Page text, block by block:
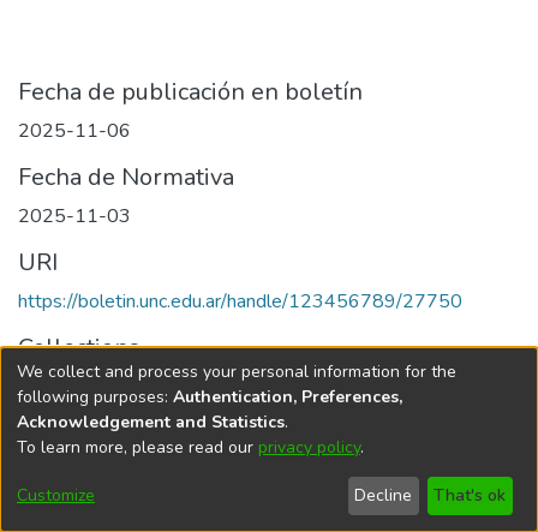
Fecha de publicación en boletín
2025-11-06
Fecha de Normativa
2025-11-03
URI
https://boletin.unc.edu.ar/handle/123456789/27750
Collections
Edición 090/2025 del 6 de noviembre de 2025
Universidad Nacional de Córdoba
We collect and process your personal information for the
following purposes: Authentication, Preferences,
Acknowledgement and Statistics.
To learn more, please read our privacy policy.
Customize Decline That's ok